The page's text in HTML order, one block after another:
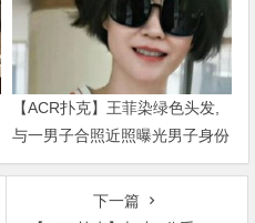
【ACR扑克】王菲染绿色头发,
与一男子合照近照曝光男子身份
被扒出
下一篇